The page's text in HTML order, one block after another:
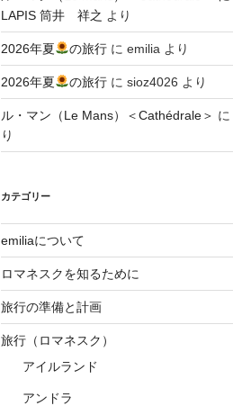
LAPIS 筒井 祥之 より
2026年夏 の旅行に emilia より
2026年夏 の旅行に sioz4026 より
ル・マン（Le Mans）＜Cathédrale＞ に
り
カテゴリー
emiliaについて
ロマネスクを知るために
旅行の準備と計画
旅行（ロマネスク）
アイルランド
アンドラ